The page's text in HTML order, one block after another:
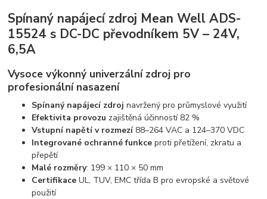
Spínaný napájecí zdroj Mean Well ADS-
15524 s DC-DC převodníkem 5V – 24V,
6,5A
Vysoce výkonný univerzální zdroj pro
profesionální nasazení
Spínaný napájecí zdroj navržený pro průmyslové využití
Efektivita provozu zajištěná účinností 82 %
Vstupní napětí v rozmezí88–264 VAC a 124–370 VDC
Integrované ochranné funkce proti přetížení, zkratu a
přepětí
Malé rozměry: 199 × 110 × 50 mm
Certifikace UL, TUV, EMC třída B pro evropské a světové
použití